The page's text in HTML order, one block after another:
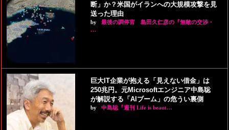
断」か？米国がイランへの大規模攻撃を見
送った理由
by
最後の調停官 島田久仁彦の『無敵の交渉・
…
巨大IT企業が抱える「見えない借金」は
250兆円。元Microsoftエンジニア中島聡
が解説する「AIブーム」の危うい裏側
by 中島聡『週刊 Life is beaut…